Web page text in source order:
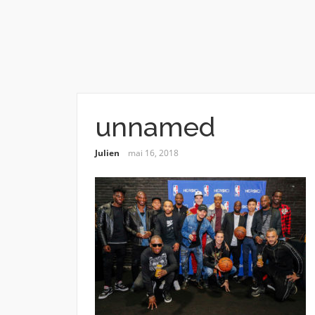
unnamed
Julien mai 16, 2018